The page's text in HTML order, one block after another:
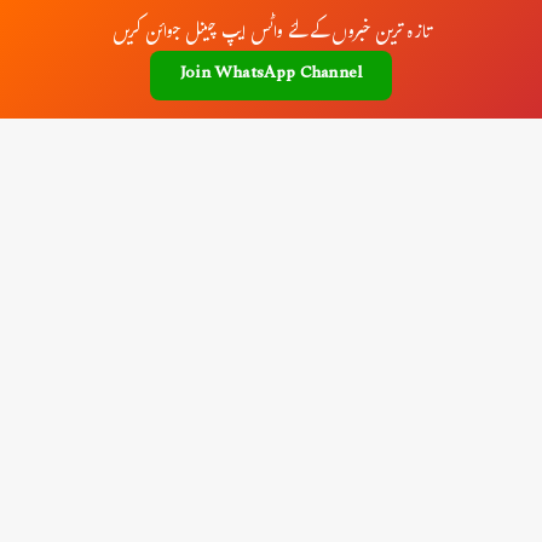
تازہ ترین خبروں کے لئے واٹس ایپ چینل جوائن کریں
Join WhatsApp Channel